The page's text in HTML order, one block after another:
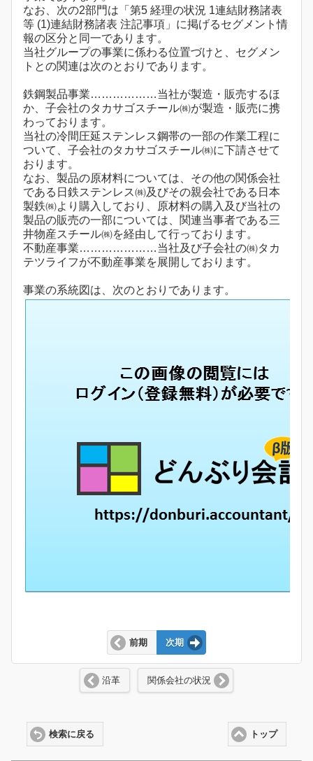
なお、次の2部門は「第5 経理の状況 1連結財務諸表
等 (1)連結財務諸表 注記事項」に掲げるセグメント情
報の区分と同一であります。
当社グループの事業に係わる位置づけと、セグメン
トとの関連は次のとおりであります。
鉄鋼製品事業………………当社が製造・販売するほ
か、子会社のタカサゴスチール㈱が製造・販売に携
わっております。
当社の冷間圧延ステンレス鋼帯の一部の作業工程に
ついて、子会社のタカサゴスチール㈱に下請させて
おります。
なお、製品の原材料については、その他の関係会社
である日鉄ステンレス㈱及びその親会社である日本
製鉄㈱より購入しており、原材料の購入及び当社の
製品の販売の一部については、関連当事者である三
井物産スチール㈱を経由して行っております。
不動産事業…………………当社及び子会社の㈱タカ
テツライフが不動産事業を展開しております。
事業の系統図は、次のとおりであります。
前期 次期
沿革 関係会社の状況
トップ
検索に戻る